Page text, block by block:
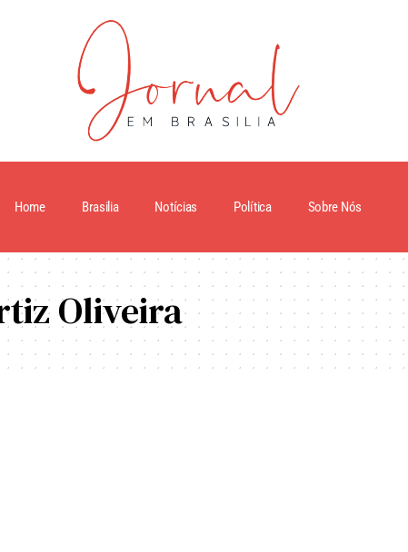
Home Brasilia Notícias Política Sobre Nós
Oliveira